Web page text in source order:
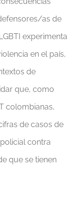
as de
experimenta
en el país,
de
que, como
colombianas,
de casos de
contra
que se tienen